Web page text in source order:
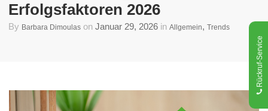
Erfolgsfaktoren 2026
By Barbara Dimoulas on Januar 29, 2026 in Allgemein,Trends
Rückruf-Service